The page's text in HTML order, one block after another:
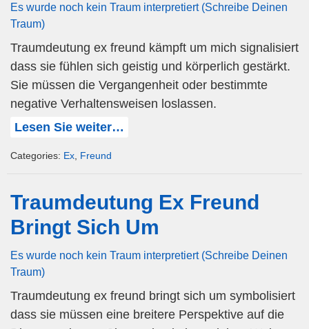
Es wurde noch kein Traum interpretiert (Schreibe Deinen
Traum)
Traumdeutung ex freund kämpft um mich signalisiert
dass sie fühlen sich geistig und körperlich gestärkt.
Sie müssen die Vergangenheit oder bestimmte
negative Verhaltensweisen loslassen.
Lesen Sie weiter…
Categories: Ex Freund
Traumdeutung Ex Freund
Bringt Sich Um
Es wurde noch kein Traum interpretiert (Schreibe Deinen
Traum)
Traumdeutung ex freund bringt sich um symbolisiert
dass sie müssen eine breitere Perspektive auf die